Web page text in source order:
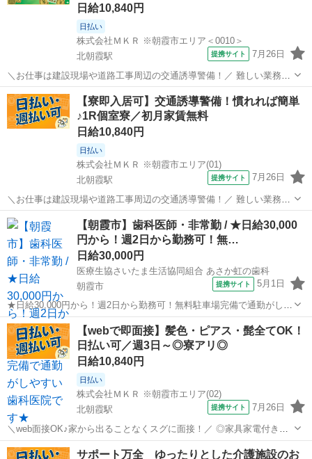
日給10,840円
日払い
株式会社ＭＫＲ ※朝霞市エリア＜0010＞
北朝霞駅
提携サイト 7月26日
＼お仕事は建設現場や道路工事周辺の交通誘導警備！／ 難しい業務や
辛い力仕事はありません！ 初めての方でも丁寧な研修があるので、安
心してスタート出来ます！ ☆現場は東京都・埼玉県・千葉県に多数ご
用意しております！ ◎家具家電...
埼玉 朝霞市 北朝霞駅 警備員
【寮即入居可】交通誘導警備！慣れれば簡単
♪1R個室寮／初月家賃無料
日給10,840円
日払い
株式会社ＭＫＲ ※朝霞市エリア(01)
北朝霞駅
提携サイト 7月26日
＼お仕事は建設現場や道路工事周辺の交通誘導警備！／ 難しい業務や
辛い力仕事はありません！ 初めての方でも丁寧な研修があるので、安
心してスタート出来ます！ ☆現場は東京都・埼玉県・千葉県に多数ご
用意しております！ ◎家具家電...
埼玉 北朝霞駅 警備員
【朝霞市】歯科医師・非常勤 / ★日給30,000
円から！週2日から勤務可！無…
日給30,000円
医療生協さいたま生活協同組合 あさか虹の歯科
朝霞市
提携サイト 5月1日
★日給30,000円から！週2日から勤務可！無料駐車場完備で通勤がしや
すい歯科医院です★ 日給： 30,000円~ アクセス：東上線 朝霞台 徒歩4
分;武蔵野線 北朝霞 徒歩5分 オススメコメント ●日給30,000円...
埼玉 朝霞市 その他
【webで即面接】髪色・ピアス・髭全てOK！
日払い可／週3日～◎寮アリ◎
日給10,840円
日払い
株式会社ＭＫＲ ※朝霞市エリア(02)
北朝霞駅
提携サイト 7月26日
＼web面接OK♪家から出ることなくスグに面接！／ ◎家具家電付きの
寮あり！ ラグ、テレビ、冷蔵庫、電子レンジ、掃除機などなど… 書き
きれないほどの備品が付いてくる1R寮完備！さらに…
埼玉 朝霞市 北朝霞駅
サポート万全 ゆったりとした介護施設のお